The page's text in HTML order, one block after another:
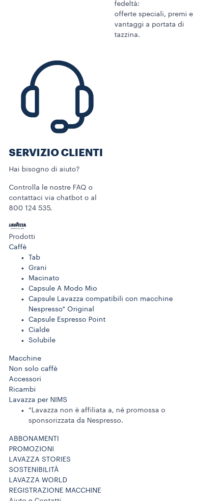
fedeltà:
offerte speciali, premi e
vantaggi a portata di
tazzina.
SERVIZIO CLIENTI​
Hai bisogno di aiuto?​
Controlla le nostre FAQ o
contattaci via chatbot o al
800 124 535.
Prodotti
Caffè
Tab
Grani
Macinato
Capsule A Modo Mio
Capsule Lavazza compatibili con macchine
Nespresso* Original
Capsule Espresso Point
Cialde
Solubile
Macchine
Non solo caffè
Accessori
Ricambi
Lavazza per NIMS
*Lavazza non è affiliata a, né promossa o
sponsorizzata da Nespresso.
ABBONAMENTI
PROMOZIONI
LAVAZZA STORIES
SOSTENIBILITÀ
LAVAZZA WORLD
REGISTRAZIONE MACCHINE